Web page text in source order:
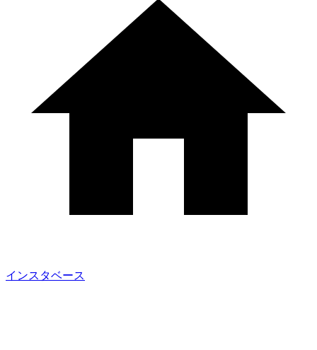
インスタベース